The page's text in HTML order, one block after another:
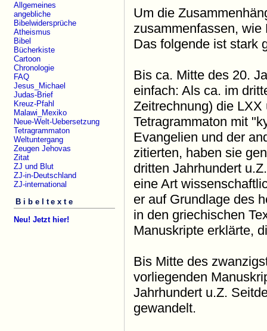
Allgemeines
angebliche
Bibelwidersprüche
Atheismus
Bibel
Bücherkiste
Cartoon
Chronologie
FAQ
Jesus_Michael
Judas-Brief
Kreuz-Pfahl
Malawi_Mexiko
Neue-Welt-Uebersetzung
Tetragrammaton
Weltuntergang
Zeugen Jehovas
Zitat
ZJ und Blut
ZJ-in-Deutschland
ZJ-international
Bibeltexte
Neu! Jetzt hier!
Um die
zusammenfassen, wie
Das folgende ist stark
Bis ca. Mitte des 20.
einfach: Als ca. im
Zeitrechnung) die
Tetragrammaton mit
Evangelien und der
zitierten, haben sie
dritten Jahrhundert
eine Art
er auf Grundlage des
in den griechischen
Manuskripte erklärte,
Bis Mitte des
vorliegenden
Jahrhundert u.Z.
gewandelt.